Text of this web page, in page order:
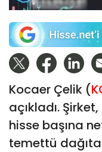
Kocaer Çelik (
açıkladı.
hisse başına
temettü